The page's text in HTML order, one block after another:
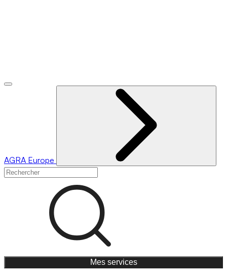
AGRA Europe
Mes services